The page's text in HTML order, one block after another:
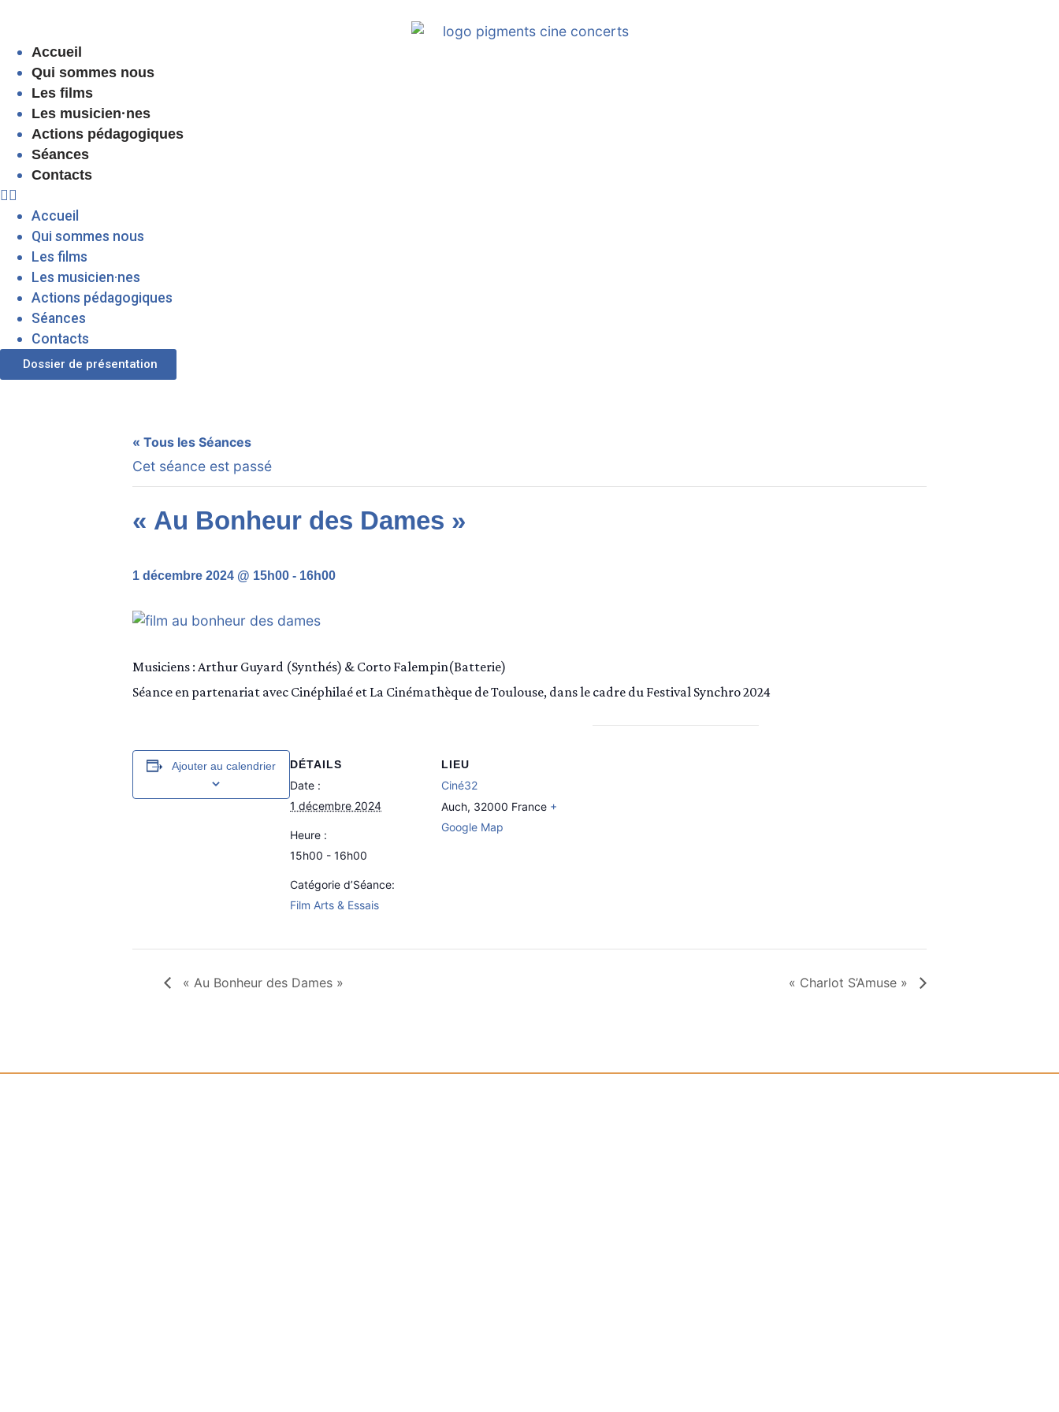
Accueil
Qui sommes nous
Les films
Les musicien·nes
Actions pédagogiques
Séances
Contacts
Accueil
Qui sommes nous
Les films
Les musicien·nes
Actions pédagogiques
Séances
Contacts
Dossier de présentation
« Tous les Séances
Cet séance est passé
« Au Bonheur des Dames »
1 décembre 2024 @ 15h00 - 16h00
Musiciens : Arthur Guyard (Synthés) & Corto Falempin(Batterie)
Séance en partenariat avec Cinéphilaé et La Cinémathèque de Toulouse, dans le cadre du Festival Synchro 2024
Ajouter au calendrier DÉTAILS
Date :
1 décembre 2024
Heure :
15h00 - 16h00
Catégorie d’Séance:
Film Arts & Essais
LIEU
Ciné32
Auch, 32000 France +
Google Map
« Au Bonheur des Dames » « Charlot S’Amuse »